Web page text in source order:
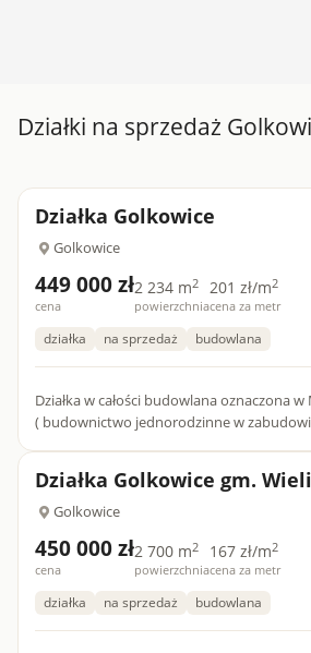
Działki na sprzedaż
Działka Golkowice
Golkowice
449 000 zł
cena
2 234 m2
powierzchnia
201 zł/m2
cena za metr
działka na sprzedaż budowlana
Działka w całości budowlana oznaczona
( budownictwo jednorodzinne w
Działka Golkowice gm.
Golkowice
450 000 zł
cena
2 700 m2
powierzchnia
167 zł/m2
cena za metr
działka na sprzedaż budowlana